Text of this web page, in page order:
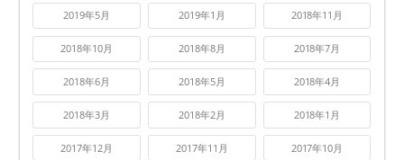
2019年5月 2019年1月 2018年11月
2018年10月 2018年8月 2018年7月
2018年6月 2018年5月 2018年4月
2018年3月 2018年2月 2018年1月
2017年12月 2017年11月 2017年10月